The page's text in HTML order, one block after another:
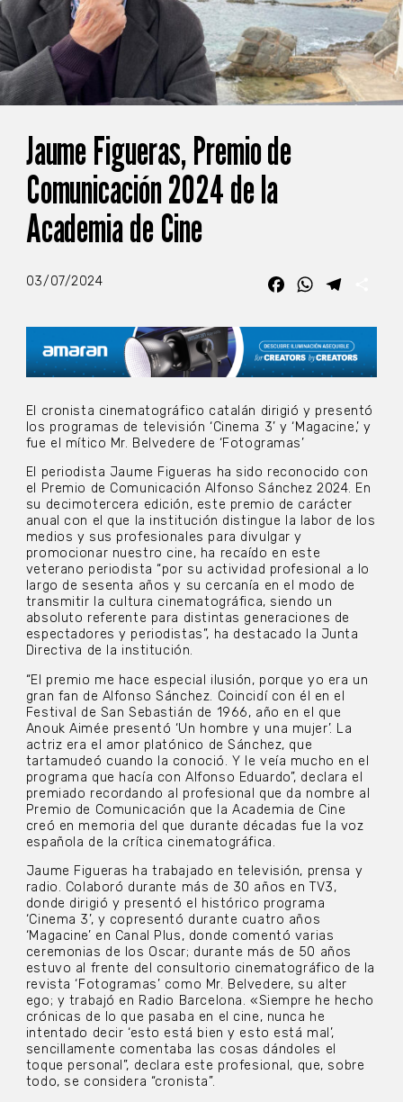
Jaume Figueras, Premio de
Comunicación 2024 de la
Academia de Cine
03/07/2024 FacebookWhatsApp
El cronista cinematográfico catalán dirigió y presentó
los programas de televisión ‘Cinema 3’ y ‘Magacine,’ y
fue el mítico Mr. Belvedere de ‘Fotogramas’
El periodista Jaume Figueras ha sido reconocido con
el Premio de Comunicación Alfonso Sánchez 2024. En
su decimotercera edición, este premio de carácter
anual con el que la institución distingue la labor de los
medios y sus profesionales para divulgar y
promocionar nuestro cine, ha recaído en este
veterano periodista “por su actividad profesional a lo
largo de sesenta años y su cercanía en el modo de
transmitir la cultura cinematográfica, siendo un
absoluto referente para distintas generaciones de
espectadores y periodistas”, ha destacado la Junta
Directiva de la institución.
“El premio me hace especial ilusión, porque yo era un
gran fan de Alfonso Sánchez. Coincidí con él en el
Festival de San Sebastián de 1966, año en el que
Anouk Aimée presentó ‘Un hombre y una mujer’. La
actriz era el amor platónico de Sánchez, que
tartamudeó cuando la conoció. Y le veía mucho en el
programa que hacía con Alfonso Eduardo”, declara el
premiado recordando al profesional que da nombre al
Premio de Comunicación que la Academia de Cine
creó en memoria del que durante décadas fue la voz
española de la crítica cinematográfica.
Jaume Figueras ha trabajado en televisión, prensa y
radio. Colaboró durante más de 30 años en TV3,
donde dirigió y presentó el histórico programa
‘Cinema 3’, y copresentó durante cuatro años
‘Magacine’ en Canal Plus, donde comentó varias
ceremonias de los Oscar; durante más de 50 años
estuvo al frente del consultorio cinematográfico de la
revista ‘Fotogramas’ como Mr. Belvedere, su alter
ego; y trabajó en Radio Barcelona. «Siempre he hecho
crónicas de lo que pasaba en el cine, nunca he
intentado decir ‘esto está bien y esto está mal’,
sencillamente comentaba las cosas dándoles el
toque personal”, declara este profesional, que, sobre
todo, se considera “cronista”.